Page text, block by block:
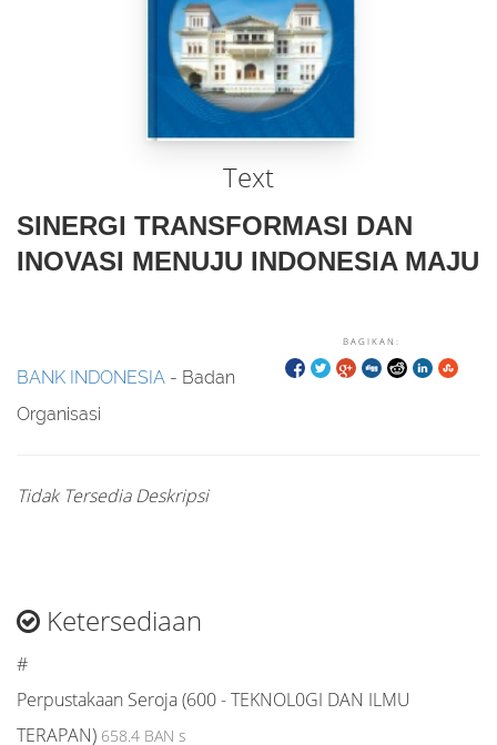
Text
SINERGI TRANSFORMASI DAN
INOVASI MENUJU INDONESIA MAJU
BAGIKAN:
BANK INDONESIA - Badan
Organisasi
Tidak Tersedia Deskripsi
Ketersediaan
#
Perpustakaan Seroja (600 - TEKNOL0GI DAN ILMU
TERAPAN) 658.4 BAN s